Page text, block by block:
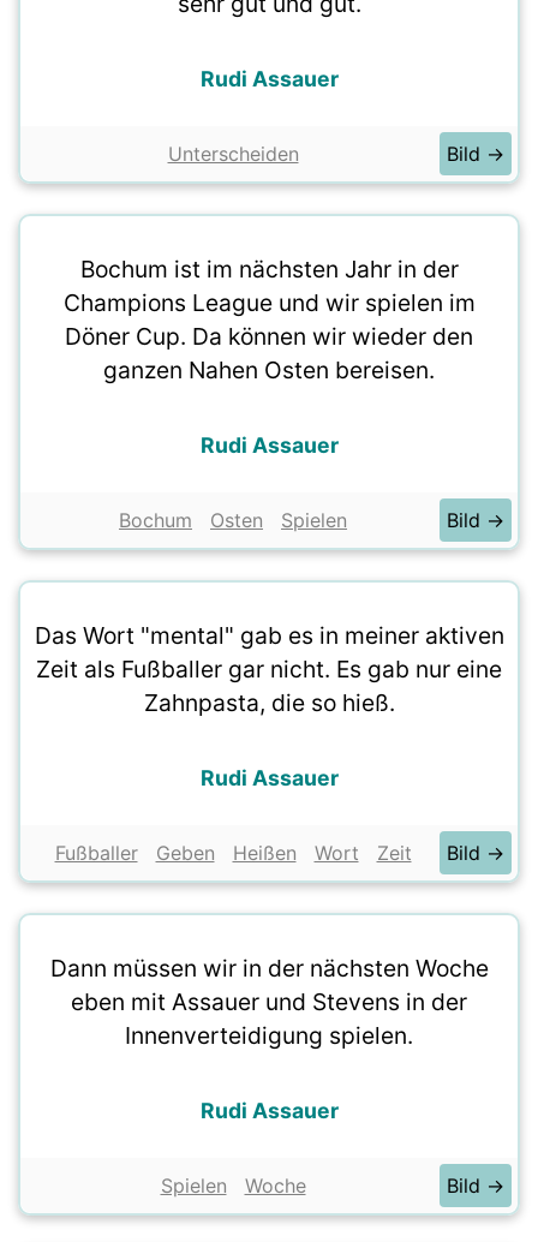
Rudi Assauer
Unterscheiden Bild →
Bochum ist im nächsten Jahr in der
Champions League und wir spielen im
Döner Cup. Da können wir wieder den
ganzen Nahen Osten bereisen.
Rudi Assauer
Bochum Osten Spielen Bild →
Das Wort "mental" gab es in meiner aktiven
Zeit als Fußballer gar nicht. Es gab nur eine
Zahnpasta, die so hieß.
Rudi Assauer
Fußballer Geben Heißen Wort Zeit Bild →
Dann müssen wir in der nächsten Woche
eben mit Assauer und Stevens in der
Innenverteidigung spielen.
Rudi Assauer
Spielen Woche Bild →